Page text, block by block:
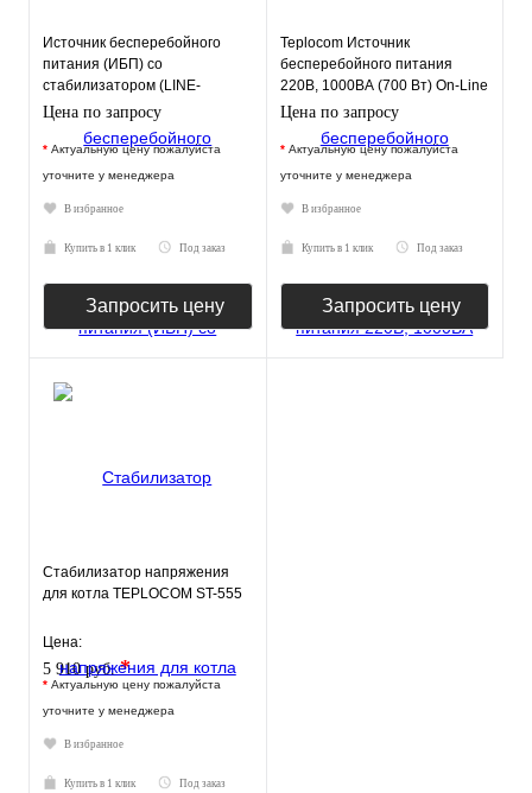
Источник бесперебойного
питания (ИБП) со
стабилизатором (LINE-
INTERACTIVE) TEPLOCOM-
Цена по запросу
* Актуальную цену пожалуйста
уточните у менеджера
В избранное
Купить в 1 клик Под заказ
Запросить цену
Teplocom Источник
бесперебойного питания
220В, 1000ВА (700 Вт) On-Line
Цена по запросу
* Актуальную цену пожалуйста
уточните у менеджера
В избранное
Купить в 1 клик Под заказ
Запросить цену
Стабилизатор напряжения
для котла TEPLOCOM ST-555
Цена:
5 910 руб.*
* Актуальную цену пожалуйста
уточните у менеджера
В избранное
Купить в 1 клик Под заказ